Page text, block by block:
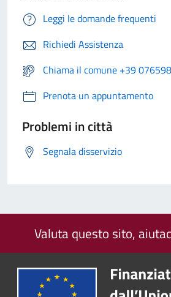
Leggi le domande frequenti
Richiedi Assistenza
Chiama il comune +39
Prenota un appuntamento
Problemi in città
Segnala disservizio
Valuta questo sito,